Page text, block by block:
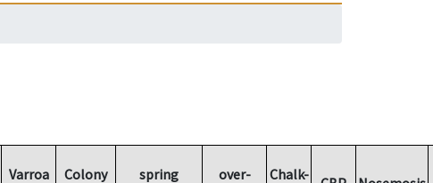
Varroa
Colony
spring
over-
Chalk-